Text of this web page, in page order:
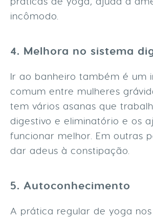
incômodo.
4. Melhora no sistema
Ir ao banheiro também é um
comum entre mulheres
tem vários asanas que
digestivo e eliminatório e os
funcionar melhor. Em outras
dar adeus à constipação.
5. Autoconhecimento
A prática regular de yoga